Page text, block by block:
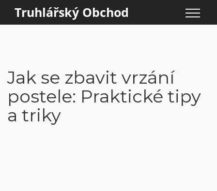
Truhlářský Obchod
Jak se zbavit vrzání
postele: Praktické tipy
a triky